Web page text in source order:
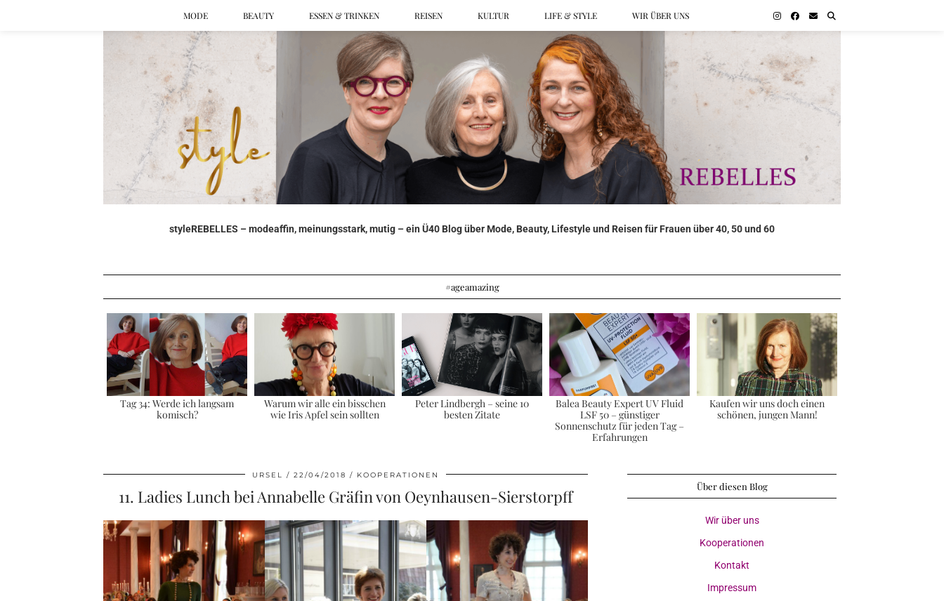
MODE BEAUTY ESSEN & TRINKEN REISEN KULTUR LIFE & STYLE WIR ÜBER UNS
styleREBELLES – modeaffin, meinungsstark, mutig – ein Ü40 Blog über Mode, Beauty, Lifestyle und Reisen für Frauen über 40, 50 und 60
#ageamazing
Tag 34: Werde ich langsam
komisch?
Warum wir alle ein bisschen
wie Iris Apfel sein sollten
Peter Lindbergh – seine 10
besten Zitate
Balea Beauty Expert UV Fluid
LSF 50 – günstiger
Sonnenschutz für jeden Tag –
Erfahrungen
Kaufen wir uns doch einen
schönen, jungen Mann!
URSEL 22/04/2018 KOOPERATIONEN
11. Ladies Lunch bei Annabelle Gräfin von Oeynhausen-Sierstorpff Über diesen Blog
Wir über uns
Kooperationen
Kontakt
Impressum